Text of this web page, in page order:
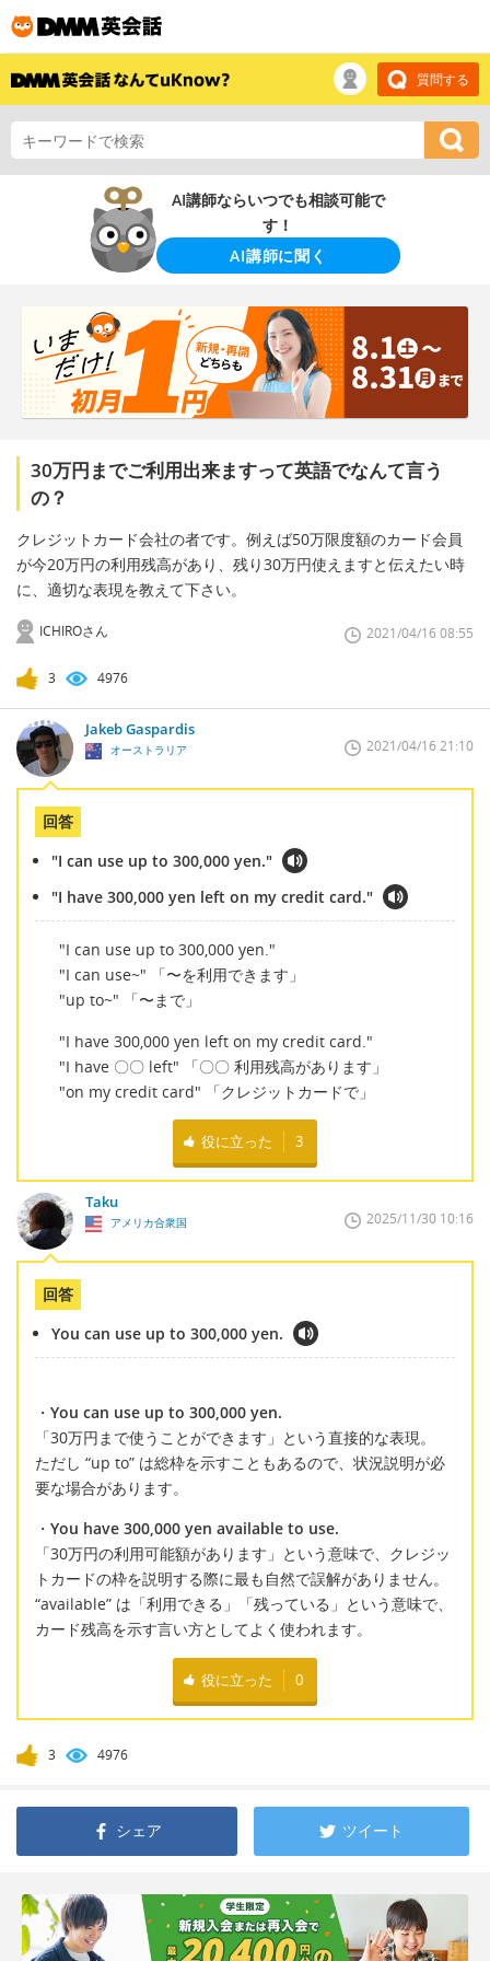
質問する
AI講師ならいつでも相談可能で
す！
AI講師に聞く
30万円までご利用出来ますって英語でなんて言う
の？
クレジットカード会社の者です。例えば50万限度額のカード会員
が今20万円の利用残高があり、残り30万円使えますと伝えたい時
に、適切な表現を教えて下さい。
ICHIROさん 2021/04/16 08:55
3 4976
Jakeb Gaspardis
オーストラリア 2021/04/16 21:10
回答
"I can use up to 300,000 yen."
"I have 300,000 yen left on my credit card."
"I can use up to 300,000 yen."
"I can use~" 「〜を利用できます」
"up to~" 「〜まで」
"I have 300,000 yen left on my credit card."
"I have 〇〇 left" 「〇〇 利用残高があります」
"on my credit card" 「クレジットカードで」
役に立った 3
Taku
アメリカ合衆国 2025/11/30 10:16
回答
You can use up to 300,000 yen.
・ You can use up to 300,000 yen.
「30万円まで使うことができます」という直接的な表現。
ただし “up to” は総枠を示すこともあるので、状況説明が必
要な場合があります。
・ You have 300,000 yen available to use.
「30万円の利用可能額があります」という意味で、クレジッ
トカードの枠を説明する際に最も自然で誤解がありません。
“available” は「利用できる」「残っている」という意味で、
カード残高を示す言い方としてよく使われます。
役に立った 0
3 4976
シェア ツイート